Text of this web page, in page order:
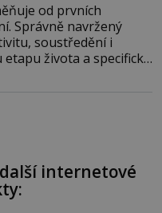
od prvních
Správně navržený
soustředění i
života a specifické
internetové